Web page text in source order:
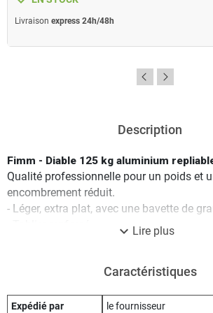
Livraison express 24h/48h
Description
Fimm - Diable 125 kg aluminium
Qualité professionnelle pour un poids et
encombrement réduit.
- Léger, extra plat, avec une bavette de
- Poignée ergonomique, rétractable par
- Pliage et dépliage rapide.
- Equipé de tendeur élastique de 2,20 m.
expand_more Lire plus
Caractéristiques
Expédié par le fournisseur